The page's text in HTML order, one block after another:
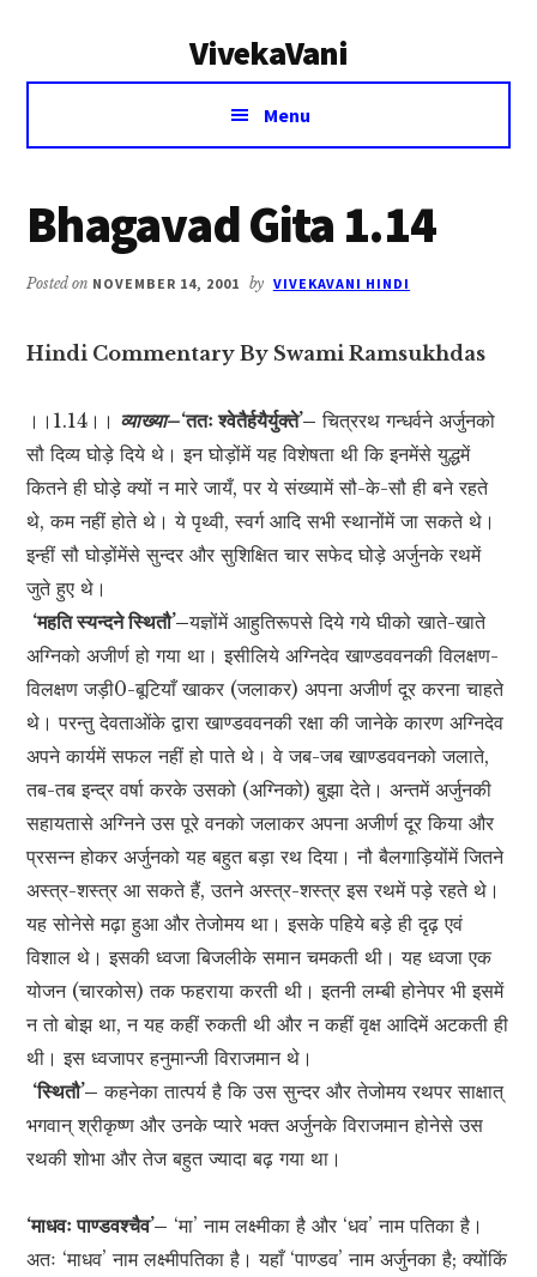
VivekaVani
Voice
Vivekananda
Menu
Bhagavad Gita 1.14
Posted on NOVEMBER 14, 2001 by VIVEKAVANI HINDI
Hindi Commentary By Swami Ramsukhdas
।।1.14।। व्याख्या–‘ततः श्वेतैर्हयैर्युक्ते’– चित्ररथ गन्धर्वने अर्जुनको
सौ दिव्य घोड़े दिये थे। इन घोड़ोंमें यह विशेषता थी कि इनमेंसे युद्धमें
कितने ही घोड़े क्यों न मारे जायँ, पर ये संख्यामें सौ-के-सौ ही बने रहते
थे, कम नहीं होते थे। ये पृथ्वी, स्वर्ग आदि सभी स्थानोंमें जा सकते थे।
इन्हीं सौ घोड़ोंमेंसे सुन्दर और सुशिक्षित चार सफेद घोड़े अर्जुनके रथमें
जुते हुए थे।
‘महति स्यन्दने स्थितौ’–यज्ञोंमें आहुतिरूपसे दिये गये घीको खाते-खाते
अग्निको अजीर्ण हो गया था। इसीलिये अग्निदेव खाण्डववनकी विलक्षण-
विलक्षण जड़ी0-बूटियाँ खाकर (जलाकर) अपना अजीर्ण दूर करना चाहते
थे। परन्तु देवताओंके द्वारा खाण्डववनकी रक्षा की जानेके कारण अग्निदेव
अपने कार्यमें सफल नहीं हो पाते थे। वे जब-जब खाण्डववनको जलाते,
तब-तब इन्द्र वर्षा करके उसको (अग्निको) बुझा देते। अन्तमें अर्जुनकी
सहायतासे अग्निने उस पूरे वनको जलाकर अपना अजीर्ण दूर किया और
प्रसन्न होकर अर्जुनको यह बहुत बड़ा रथ दिया। नौ बैलगाड़ियोंमें जितने
अस्त्र-शस्त्र आ सकते हैं, उतने अस्त्र-शस्त्र इस रथमें पड़े रहते थे।
यह सोनेसे मढ़ा हुआ और तेजोमय था। इसके पहिये बड़े ही दृढ़ एवं
विशाल थे। इसकी ध्वजा बिजलीके समान चमकती थी। यह ध्वजा एक
योजन (चारकोस) तक फहराया करती थी। इतनी लम्बी होनेपर भी इसमें
न तो बोझ था, न यह कहीं रुकती थी और न कहीं वृक्ष आदिमें अटकती ही
थी। इस ध्वजापर हनुमान्जी विराजमान थे।
‘स्थितौ’– कहनेका तात्पर्य है कि उस सुन्दर और तेजोमय रथपर साक्षात्
भगवान् श्रीकृष्ण और उनके प्यारे भक्त अर्जुनके विराजमान होनेसे उस
रथकी शोभा और तेज बहुत ज्यादा बढ़ गया था।
‘माधवः पाण्डवश्चैव’– ‘मा’ नाम लक्ष्मीका है और ‘धव’ नाम पतिका है।
अतः ‘माधव’ नाम लक्ष्मीपतिका है। यहाँ ‘पाण्डव’ नाम अर्जुनका है; क्योंकिं